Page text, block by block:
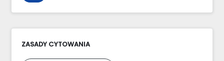
ZASADY CYTOWANIA